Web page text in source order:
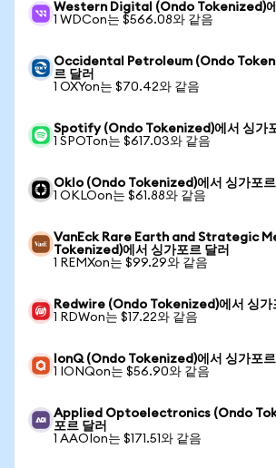
Western Digital (Ondo Tokenized)에
1 WDCon는 $566.08와 같음
Occidental Petroleum (Ondo
르 달러
1 OXYon는 $70.42와 같음
Spotify (Ondo Tokenized)에서 싱가
1 SPOTon는 $617.03와 같음
Oklo (Ondo Tokenized)에서 싱가포르
1 OKLOon는 $61.88와 같음
VanEck Rare Earth and Strategic
Tokenized)에서 싱가포르 달러
1 REMXon는 $99.29와 같음
Redwire (Ondo Tokenized)에서 싱가
1 RDWon는 $17.22와 같음
IonQ (Ondo Tokenized)에서 싱가포르
1 IONQon는 $56.90와 같음
Applied Optoelectronics (Ondo
포르 달러
1 AAOIon는 $171.51와 같음